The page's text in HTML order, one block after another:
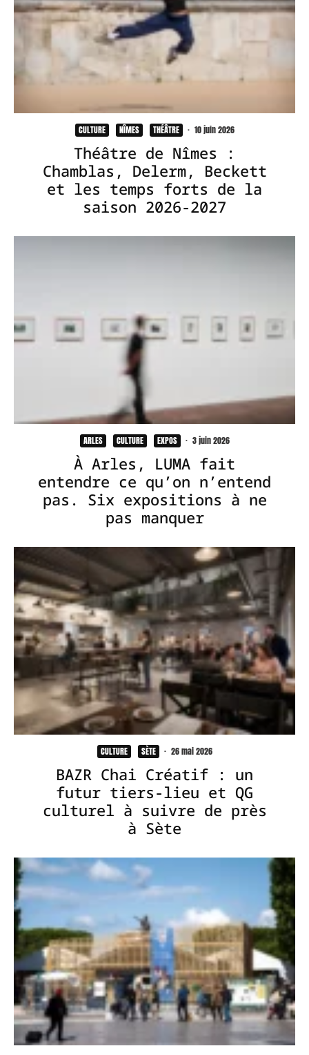
CULTURE NÎMES THÉÂTRE · 10 juin 2026
Théâtre de Nîmes :
Chamblas, Delerm, Beckett
et les temps forts de la
saison 2026-2027
ARLES CULTURE EXPOS · 3 juin 2026
À Arles, LUMA fait
entendre ce qu’on n’entend
pas. Six expositions à ne
pas manquer
CULTURE SÈTE · 26 mai 2026
BAZR Chai Créatif : un
futur tiers-lieu et QG
culturel à suivre de près
à Sète